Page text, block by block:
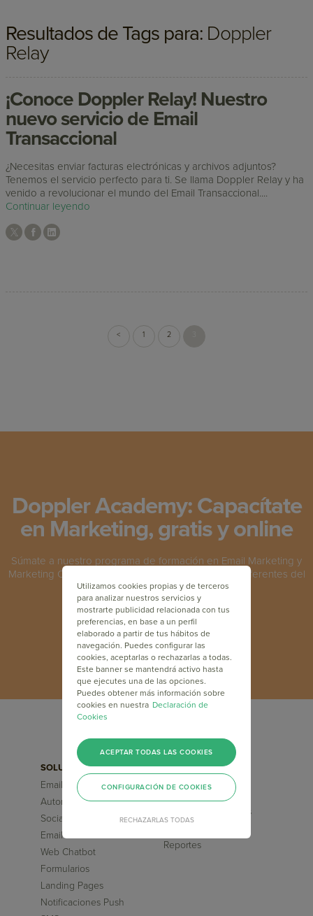
Resultados de Tags para: Doppler
Relay
¡Conoce Doppler Relay! Nuestro
nuevo servicio de Email
Transaccional
¿Necesitas enviar facturas electrónicas y archivos adjuntos?
Tenemos el servicio perfecto para ti. Se llama Doppler Relay y ha
venido a revolucionar el mundo del Email Transaccional....
Continuar leyendo
< 1 2
Doppler Academy: Capacítate
en Marketing, gratis y online
Súmate a nuestro programa de formación en Email Marketing y
Marketing Online y capacítate junto a los máximos referentes del
sector a nivel mundial.
INSCRÍBETE GRATIS
SOLUCIONES
Email Marketing
Automation Marketing
Social Media ChatBot
Email Transaccional
Web Chatbot
Formularios
Landing Pages
Notificaciones Push
FUNCIONALIDADES
Segmentaciones
Flujos pre-diseñados
Reportes
Utilizamos cookies propias y de terceros
para analizar nuestros servicios y
mostrarte publicidad relacionada con tus
preferencias, en base a un perfil
elaborado a partir de tus hábitos de
navegación. Puedes configurar las
cookies, aceptarlas o rechazarlas a todas.
Este banner se mantendrá activo hasta
que ejecutes una de las opciones.
Puedes obtener más información sobre
cookies en nuestra Declaración de
Cookies
RECHAZARLAS TODAS
ACEPTAR TODAS LAS COOKIES
CONFIGURACIÓN DE COOKIES